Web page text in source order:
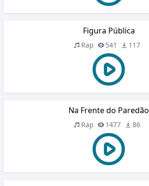
Figura Pública
Rap 541 117
Na Frente do Paredão
Rap 1477 86